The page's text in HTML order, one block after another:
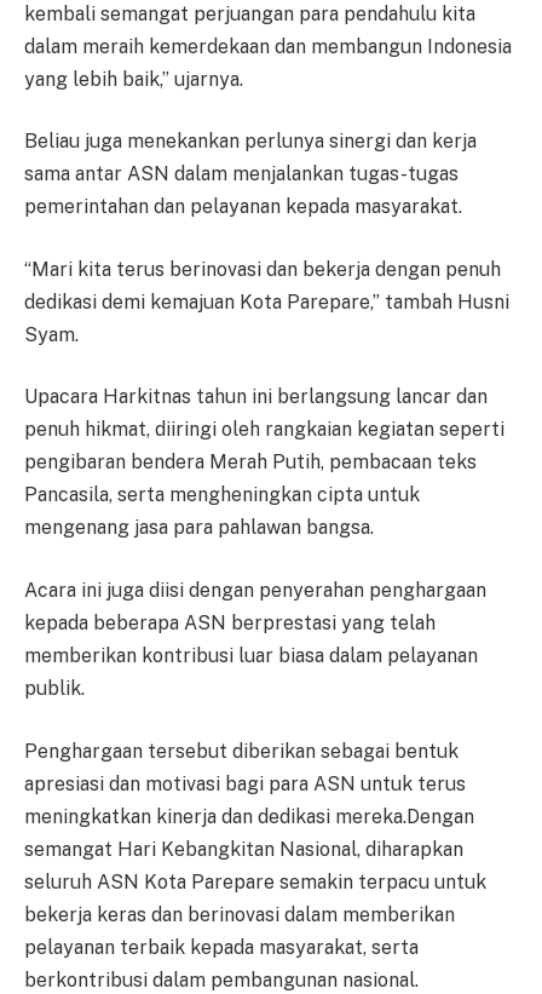
kembali semangat perjuangan para pendahulu kita
dalam meraih kemerdekaan dan membangun Indonesia
yang lebih baik,” ujarnya.
Beliau juga menekankan perlunya sinergi dan kerja
sama antar ASN dalam menjalankan tugas-tugas
pemerintahan dan pelayanan kepada masyarakat.
“Mari kita terus berinovasi dan bekerja dengan penuh
dedikasi demi kemajuan Kota Parepare,” tambah Husni
Syam.
Upacara Harkitnas tahun ini berlangsung lancar dan
penuh hikmat, diiringi oleh rangkaian kegiatan seperti
pengibaran bendera Merah Putih, pembacaan teks
Pancasila, serta mengheningkan cipta untuk
mengenang jasa para pahlawan bangsa.
Acara ini juga diisi dengan penyerahan penghargaan
kepada beberapa ASN berprestasi yang telah
memberikan kontribusi luar biasa dalam pelayanan
publik.
Penghargaan tersebut diberikan sebagai bentuk
apresiasi dan motivasi bagi para ASN untuk terus
meningkatkan kinerja dan dedikasi mereka.Dengan
semangat Hari Kebangkitan Nasional, diharapkan
seluruh ASN Kota Parepare semakin terpacu untuk
bekerja keras dan berinovasi dalam memberikan
pelayanan terbaik kepada masyarakat, serta
berkontribusi dalam pembangunan nasional.